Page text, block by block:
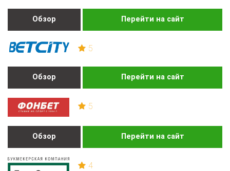
Обзор Перейти на сайт
5
Обзор Перейти на сайт
5
Обзор Перейти на сайт
4